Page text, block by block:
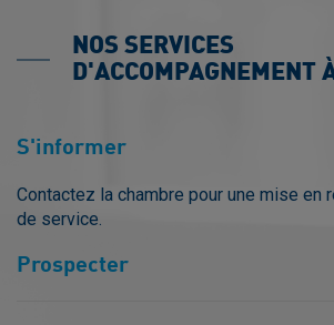
NOS SERVICES
D'ACCOMPAGNEMENT
S'informer
Contactez la chambre pour une mise en
de service.
Prospecter